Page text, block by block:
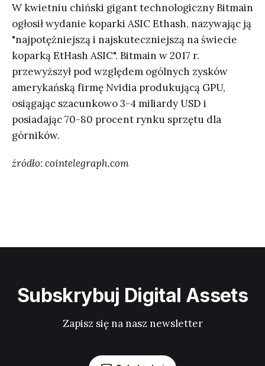
W kwietniu chiński gigant technologiczny Bitmain
ogłosił wydanie koparki ASIC Ethash, nazywając ją
"najpotężniejszą i najskuteczniejszą na świecie
koparką EtHash ASIC". Bitmain w 2017 r.
przewyższył pod względem ogólnych zysków
amerykańską firmę Nvidia produkującą GPU,
osiągając szacunkowo 3-4 miliardy USD i
posiadając 70-80 procent rynku sprzętu dla
górników.
źródło: cointelegraph.com
Subskrybuj Digital Assets
Zapisz się na nasz newsletter